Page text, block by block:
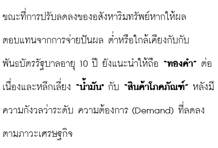
ขณะที่การปรับลดลงของอสังหาริมทรัพย์หากให้ผล
ตอบแทนจากการจ่ายปันผล ต่ำหรือใกล้เคียงกับกับ
พันธบัตรรัฐบาลอายุ 10 ปี ยังแนะนำให้ถือ “ทองคำ” ต่อ
เนื่องและหลีกเลี่ยง “น้ำมัน" กับ “สินค้าโภคภัณฑ์” หลังมี
ความกังวลว่าระดับ ความต้องการ (Demand) ที่ลดลง
ตามภาวะเศรษฐกิจ